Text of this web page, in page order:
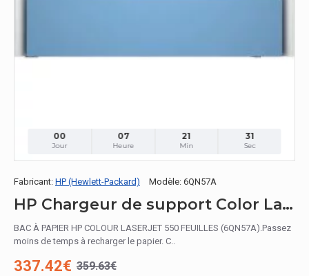
00
Jour
07
Heure
21
Min
30
Sec
Fabricant: HP (Hewlett-Packard) Modèle: 6QN57A
HP Chargeur de support Color LaserJet 550 feuilles
BAC À PAPIER HP COLOUR LASERJET 550 FEUILLES (6QN57A).Passez
moins de temps à recharger le papier. C..
337.42€ 359.63€